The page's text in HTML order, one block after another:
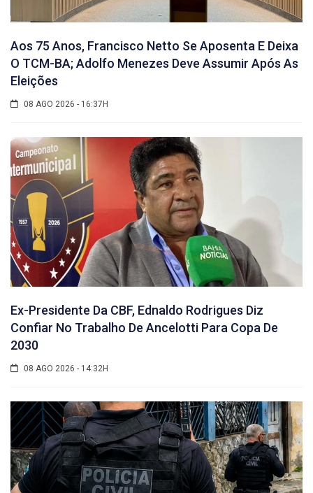
Aos 75 Anos, Francisco Netto Se Aposenta E Deixa
O TCM-BA; Adolfo Menezes Deve Assumir Após As
Eleições
08 AGO 2026 - 16:37H
Ex-Presidente Da CBF, Ednaldo Rodrigues Diz
Confiar No Trabalho De Ancelotti Para Copa De
2030
08 AGO 2026 - 14:32H